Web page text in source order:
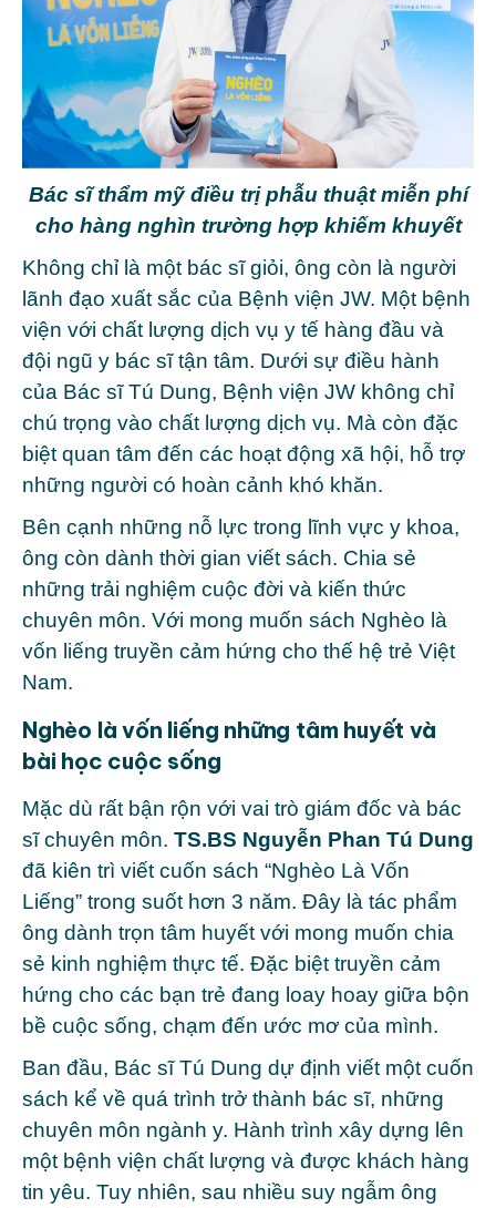
Bác sĩ thẩm mỹ điều trị phẫu thuật miễn phí
cho hàng nghìn trường hợp khiếm khuyết
Không chỉ là một bác sĩ giỏi, ông còn là người
lãnh đạo xuất sắc của Bệnh viện JW. Một bệnh
viện với chất lượng dịch vụ y tế hàng đầu và
đội ngũ y bác sĩ tận tâm. Dưới sự điều hành
của Bác sĩ Tú Dung, Bệnh viện JW không chỉ
chú trọng vào chất lượng dịch vụ. Mà còn đặc
biệt quan tâm đến các hoạt động xã hội, hỗ trợ
những người có hoàn cảnh khó khăn.
Bên cạnh những nỗ lực trong lĩnh vực y khoa,
ông còn dành thời gian viết sách. Chia sẻ
những trải nghiệm cuộc đời và kiến thức
chuyên môn. Với mong muốn sách Nghèo là
vốn liếng truyền cảm hứng cho thế hệ trẻ Việt
Nam.
Nghèo là vốn liếng những tâm huyết và
bài học cuộc sống
Mặc dù rất bận rộn với vai trò giám đốc và bác
sĩ chuyên môn. TS.BS Nguyễn Phan Tú Dung
đã kiên trì viết cuốn sách “Nghèo Là Vốn
Liếng” trong suốt hơn 3 năm. Đây là tác phẩm
ông dành trọn tâm huyết với mong muốn chia
sẻ kinh nghiệm thực tế. Đặc biệt truyền cảm
hứng cho các bạn trẻ đang loay hoay giữa bộn
bề cuộc sống, chạm đến ước mơ của mình.
Ban đầu, Bác sĩ Tú Dung dự định viết một cuốn
sách kể về quá trình trở thành bác sĩ, những
chuyên môn ngành y. Hành trình xây dựng lên
một bệnh viện chất lượng và được khách hàng
tin yêu. Tuy nhiên, sau nhiều suy ngẫm ông